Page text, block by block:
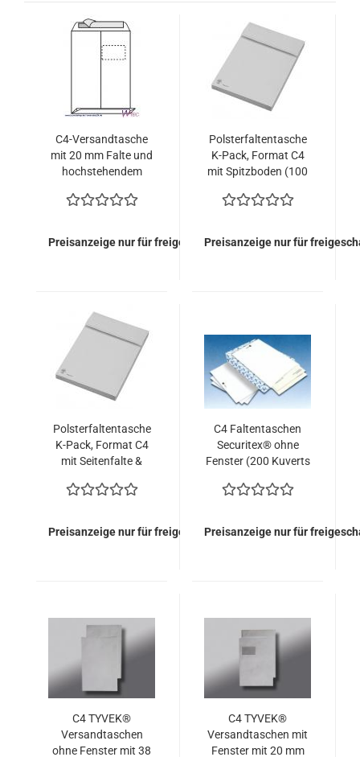
C4-Versandtasche
mit 20 mm Falte und
hochstehendem
Stück = 138,00
Preisanzeige nur für freigeschaltete Kunden
Polsterfaltentasche
K-Pack, Format C4
mit Spitzboden (100
EURO)
Preisanzeige nur für
Polsterfaltentasche
K-Pack, Format C4
mit Seitenfalte &
Kuverts = 74,00
Preisanzeige nur für freigeschaltete Kunden
C4 Faltentaschen
Securitex® ohne
Fenster (200 Kuverts
Preisanzeige nur für
C4 TYVEK®
Versandtaschen
ohne Fenster mit 38
C4 TYVEK®
Versandtaschen mit
Fenster mit 20 mm